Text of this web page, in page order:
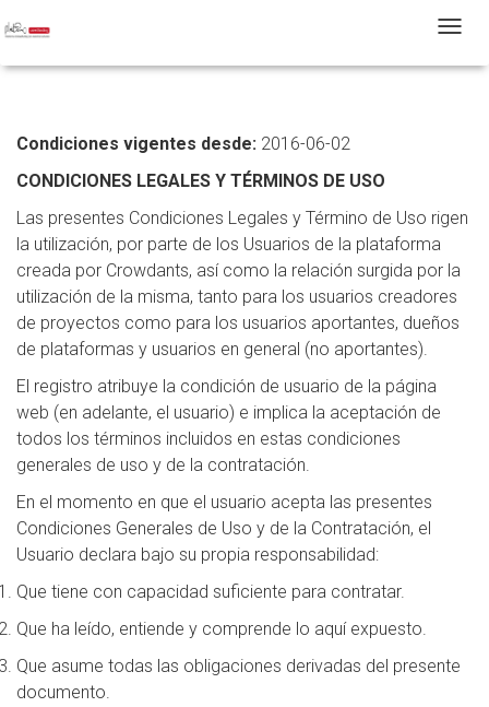
T
Condiciones vigentes desde: 2016-06-02
CONDICIONES LEGALES Y TÉRMINOS DE USO
Las presentes Condiciones Legales y Término de Uso rigen
la utilización, por parte de los Usuarios de la plataforma
creada por Crowdants, así como la relación surgida por la
utilización de la misma, tanto para los usuarios creadores
de proyectos como para los usuarios aportantes, dueños
de plataformas y usuarios en general (no aportantes).
El registro atribuye la condición de usuario de la página
web (en adelante, el usuario) e implica la aceptación de
todos los términos incluidos en estas condiciones
generales de uso y de la contratación.
En el momento en que el usuario acepta las presentes
Condiciones Generales de Uso y de la Contratación, el
Usuario declara bajo su propia responsabilidad:
Que tiene con capacidad suficiente para contratar.
Que ha leído, entiende y comprende lo aquí expuesto.
Que asume todas las obligaciones derivadas del presente
documento.